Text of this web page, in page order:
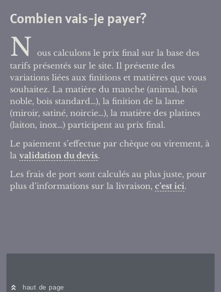
Combien vais-je payer?
N
ous calculons le prix final sur la base des
tarifs présentés sur le site. Il présente des
variations liées aux finitions et matières que vous
souhaitez. La matière du manche (animal, bois
noble, bois standard…), la finition de la lame
(miroir, satiné, noircie…), la matière des platines
(laiton, inox…) participent au prix final.
Le paiement s’effectue par chèque ou virement, à
la validation du devis.
Les frais de port sont calculés au plus juste, pour
plus d’informations sur la livraison, c’est ici.
haut de page